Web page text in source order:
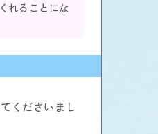
れることにな
くださいまし